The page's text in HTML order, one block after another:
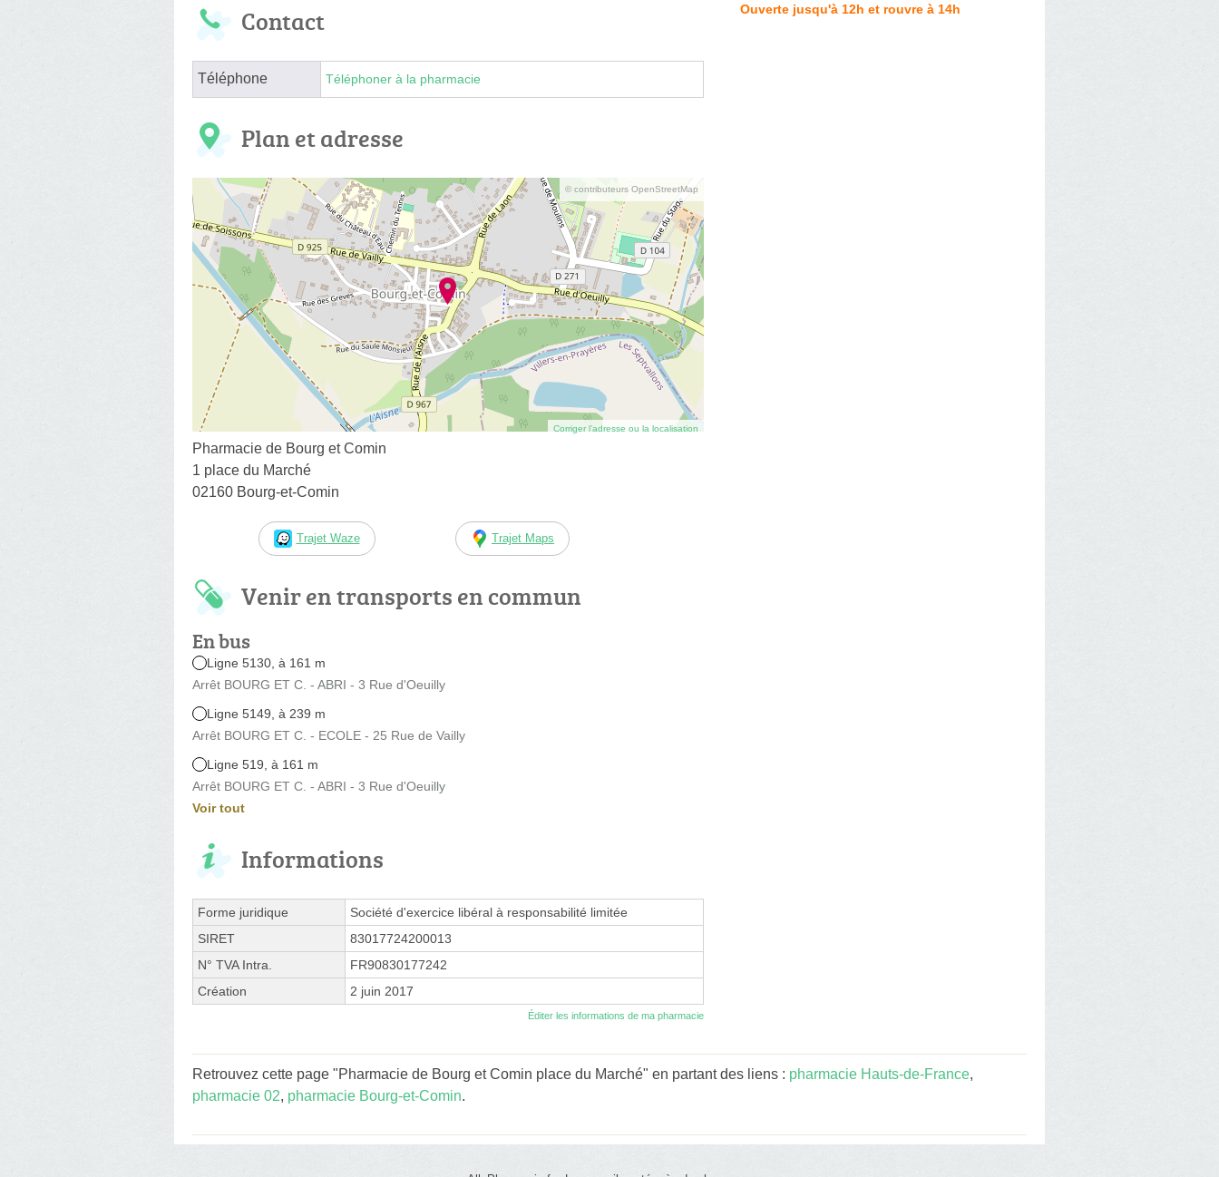
Contact
Téléphone Téléphoner à la pharmacie
Plan et adresse
© contributeurs OpenStreetMap
Corriger l’adresse ou la localisation
Pharmacie de Bourg et Comin
1 place du Marché
02160 Bourg-et-Comin
Trajet Waze Trajet Maps
Venir en transports en commun
En bus
Ligne 5130, à 161 m
Arrêt BOURG ET C. - ABRI - 3 Rue d'Oeuilly
Ligne 5149, à 239 m
Arrêt BOURG ET C. - ECOLE - 25 Rue de Vailly
Ligne 519, à 161 m
Arrêt BOURG ET C. - ABRI - 3 Rue d'Oeuilly
Voir tout
Informations
Forme juridique
Société d'exercice libéral à responsabilité limitée
SIRET
83017724200013
N° TVA Intra.
FR90830177242
Création
2 juin 2017
Éditer les informations de ma pharmacie
Ouverte jusqu'à 12h et rouvre à 14h
Retrouvez cette page "Pharmacie de Bourg et Comin place du Marché" en partant des liens : pharmacie Hauts-de-France,
pharmacie 02, pharmacie Bourg-et-Comin.